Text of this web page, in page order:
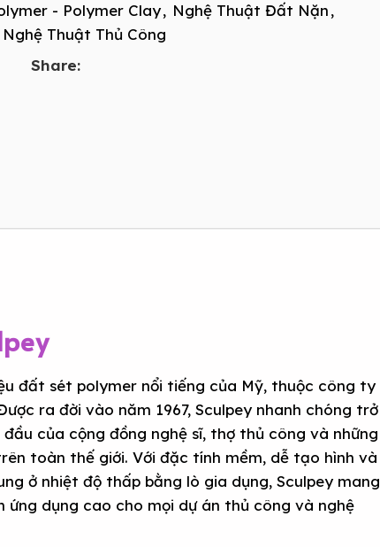
- Polymer Clay, Nghệ Thuật Đất Nặn,
Nghệ Thuật Thủ Công
Share:
đất sét polymer nổi tiếng của Mỹ, thuộc công ty
ra đời vào năm 1967, Sculpey nhanh chóng trở
của cộng đồng nghệ sĩ, thợ thủ công và những
toàn thế giới. Với đặc tính mềm, dễ tạo hình và
ở nhiệt độ thấp bằng lò gia dụng, Sculpey mang
ứng dụng cao cho mọi dự án thủ công và nghệ